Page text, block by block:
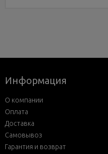
Информация
О компании
Оплата
Доставка
Самовывоз
Гарантия и возврат